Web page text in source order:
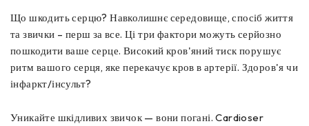
Що шкодить серцю? Навколишнє середовище, спосіб життя
та звички – перш за все. Ці три фактори можуть серйозно
пошкодити ваше серце. Високий кров'яний тиск порушує
ритм вашого серця, яке перекачує кров в артерії. Здоров'я чи
інфаркт/інсульт?
Уникайте шкідливих звичок — вони погані. Cardioser